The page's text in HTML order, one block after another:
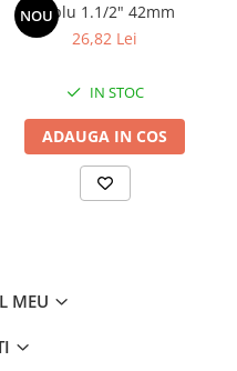
NOUNiplu 1.1/2" 42mm
26,82 Lei
IN STOC
ADAUGA IN COS
MEU